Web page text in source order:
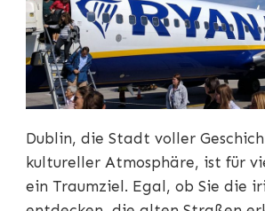
Dublin, die Stadt voller
kultureller Atmosphäre, ist für
ein Traumziel. Egal, ob Sie die